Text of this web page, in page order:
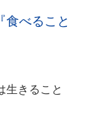
べること
生きること